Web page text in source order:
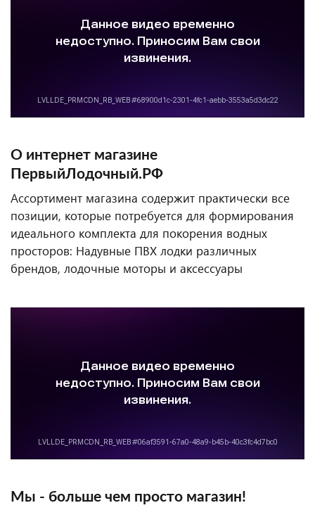
О интернет магазине
ПервыйЛодочный.РФ
Ассортимент магазина содержит практически все
позиции, которые потребуется для формирования
идеального комплекта для покорения водных
просторов: Надувные ПВХ лодки различных
брендов, лодочные моторы и аксессуары
Мы - больше чем просто магазин!